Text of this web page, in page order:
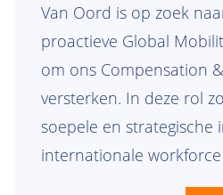
Van Oord is op zoek
proactieve Global
om ons Compensation
versterken. In deze rol
soepele en strategische
internationale
aan de ondersteuning